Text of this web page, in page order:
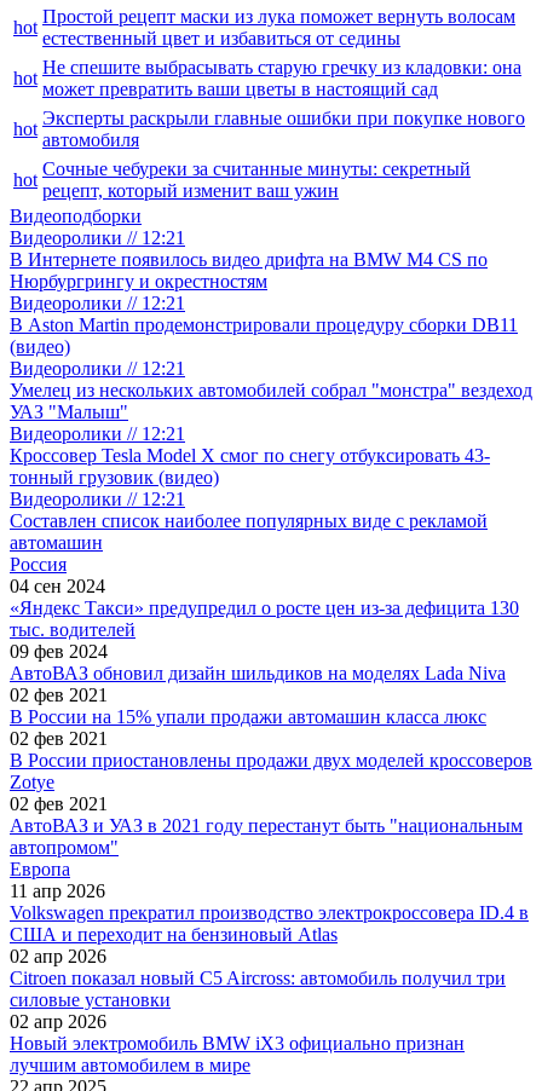
hot
Простой рецепт маски из лука поможет вернуть волосам
естественный цвет и избавиться от седины
hot
Не спешите выбрасывать старую гречку из кладовки: она
может превратить ваши цветы в настоящий сад
hot
Эксперты раскрыли главные ошибки при покупке нового
автомобиля
hot
Сочные чебуреки за считанные минуты: секретный
рецепт, который изменит ваш ужин
Видеоподборки
Видеоролики // 12:21
В Интернете появилось видео дрифта на BMW M4 CS по
Нюрбургрингу и окрестностям
Видеоролики // 12:21
В Aston Martin продемонстрировали процедуру сборки DB11
(видео)
Видеоролики // 12:21
Умелец из нескольких автомобилей собрал "монстра" вездеход
УАЗ "Малыш"
Видеоролики // 12:21
Кроссовер Tesla Model X смог по снегу отбуксировать 43-
тонный грузовик (видео)
Видеоролики // 12:21
Составлен список наиболее популярных виде с рекламой
автомашин
Россия
04 сен 2024
«Яндекс Такси» предупредил о росте цен из-за дефицита 130
тыс. водителей
09 фев 2024
АвтоВАЗ обновил дизайн шильдиков на моделях Lada Niva
02 фев 2021
В России на 15% упали продажи автомашин класса люкс
02 фев 2021
В России приостановлены продажи двух моделей кроссоверов
Zotye
02 фев 2021
АвтоВАЗ и УАЗ в 2021 году перестанут быть "национальным
автопромом"
Европа
11 апр 2026
Volkswagen прекратил производство электрокроссовера ID.4 в
США и переходит на бензиновый Atlas
02 апр 2026
Citroen показал новый C5 Aircross: автомобиль получил три
силовые установки
02 апр 2026
Новый электромобиль BMW iX3 официально признан
лучшим автомобилем в мире